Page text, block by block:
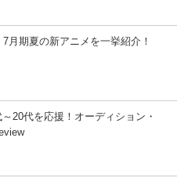
7月期夏の新アニメを一挙紹介！
20代を応援！オーディション・